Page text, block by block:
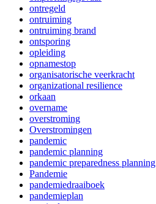
ontregeld
ontruiming
ontruiming brand
ontsporing
opleiding
opnamestop
organisatorische veerkracht
organizational resilience
orkaan
overname
overstroming
Overstromingen
pandemic
pandemic planning
pandemic preparedness planning
Pandemie
pandemiedraaiboek
pandemieplan